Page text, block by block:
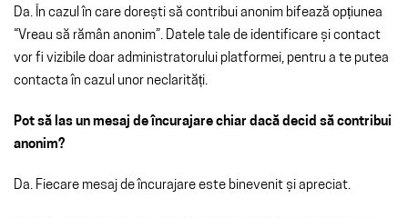
Da. În cazul în care dorești să contribui anonim bifează opțiunea
“Vreau să rămân anonim”. Datele tale de identificare și contact
vor fi vizibile doar administratorului platformei, pentru a te putea
contacta în cazul unor neclarități.
Pot să las un mesaj de încurajare chiar dacă decid să contribui
anonim?
Da. Fiecare mesaj de încurajare este binevenit și apreciat.